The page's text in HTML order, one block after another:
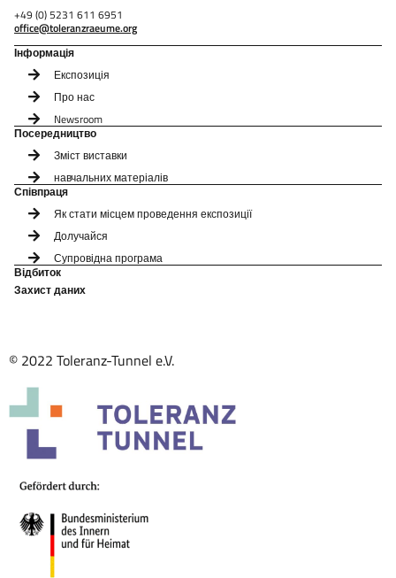
+49 (0) 5231 611 6951
office@toleranzraeume.org
Інформація
Експозиція
Про нас
Newsroom
Посередництво
Зміст виставки
навчальних матеріалів
Співпраця
Як стати місцем проведення експозиції
Долучайся
Супровідна програма
Відбиток
Захист даних
© 2022 Toleranz-Tunnel e.V.